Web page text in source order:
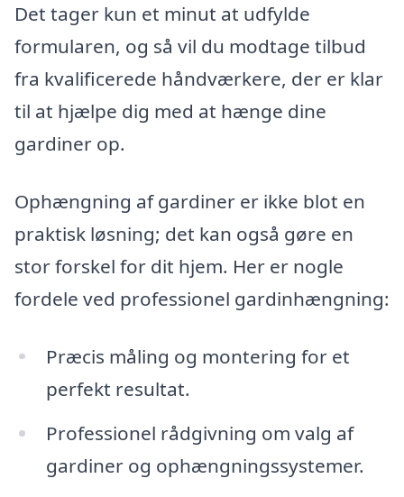
Det tager kun et minut at udfylde
formularen, og så vil du modtage tilbud
fra kvalificerede håndværkere, der er klar
til at hjælpe dig med at hænge dine
gardiner op.
Ophængning af gardiner er ikke blot en
praktisk løsning; det kan også gøre en
stor forskel for dit hjem. Her er nogle
fordele ved professionel gardinhængning:
Præcis måling og montering for et
perfekt resultat.
Professionel rådgivning om valg af
gardiner og ophængningssystemer.